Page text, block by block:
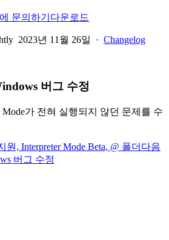
문의하기 다운로드
2023년 11월 26일 · Changelog
버그 수정
Mode가 전혀 실행되지 않던 문제를 수
원, Interpreter Mode Beta, @ 폴더 다음
버그 수정